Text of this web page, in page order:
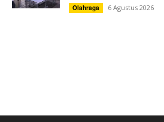
Olahraga 6 Agustus 2026